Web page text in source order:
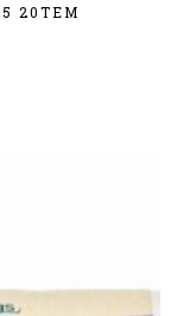
20ΤΕΜ